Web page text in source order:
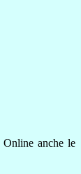
Online anche le